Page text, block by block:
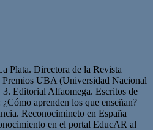
Plata. Directora de la Revista
Premios UBA (Universidad Nacional
3. Editorial Alfaomega. Escritos de
aprenden los que enseñan?
Reconocimineto en España
en el portal EducAR al